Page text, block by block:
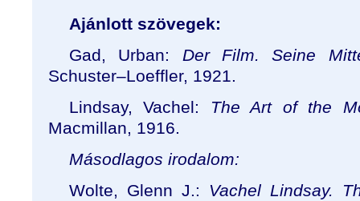
Ajánlott szövegek:
Gad, Urban: Der Film. Seine
Schuster–Loeffler, 1921.
Lindsay, Vachel: The Art of the
Macmillan, 1916.
Másodlagos irodalom:
Wolte, Glenn J.: Vachel Lindsay.